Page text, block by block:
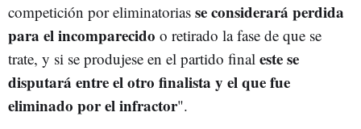
competición por eliminatorias se considerará perdida
para el incomparecido o retirado la fase de que se
trate, y si se produjese en el partido final este se
disputará entre el otro finalista y el que fue
eliminado por el infractor".